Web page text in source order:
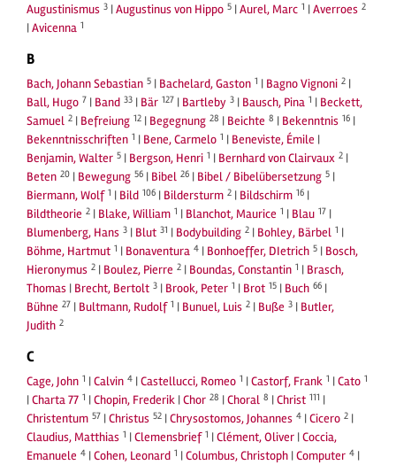
Augustinismus 3 |Augustinus von Hippo 5 |Aurel, Marc 1 |Averroes 2
|Avicenna 1
B
Bach, Johann Sebastian 5 | Bachelard, Gaston 1 | Bagno Vignoni 2 |
Ball, Hugo 7 | Band 33 | Bär 127 | Bartleby 3 | Bausch, Pina 1 | Beckett,
Samuel 2 | Befreiung 12 | Begegnung 28 | Beichte 8 | Bekenntnis 16 |
Bekenntnisschriften 1 | Bene, Carmelo 1 | Beneviste, Émile |
Benjamin, Walter 5 | Bergson, Henri 1 | Bernhard von Clairvaux 2 |
Beten 20 | Bewegung 56 | Bibel 26 | Bibel / Bibelübersetzung 5 |
Biermann, Wolf 1 | Bild 106 | Bildersturm 2 | Bildschirm 16 |
Bildtheorie 2 | Blake, William 1 | Blanchot, Maurice 1 | Blau 17 |
Blumenberg, Hans 3 | Blut 31 | Bodybuilding 2 | Bohley, Bärbel 1 |
Böhme, Hartmut 1 | Bonaventura 4 | Bonhoeffer, DIetrich 5 | Bosch,
Hieronymus 2 | Boulez, Pierre 2 | Boundas, Constantin 1 | Brasch,
Thomas | Brecht, Bertolt 3 | Brook, Peter 1 | Brot 15 | Buch 66 |
Bühne 27 | Bultmann, Rudolf 1 | Bunuel, Luis 2 | Buße 3 | Butler,
Judith 2
C
Cage, John 1 |Calvin 4 |Castellucci, Romeo 1 |Castorf, Frank 1 |Cato 1
|Charta 77 1 |Chopin, Frederik |Chor 28 |Choral 8 |Christ 111 |
Christentum 57 |Christus 52 |Chrysostomos, Johannes 4 |Cicero 2 |
Claudius, Matthias 1 |Clemensbrief 1 |Clément, Oliver |Coccia,
Emanuele 4 |Cohen, Leonard 1 |Columbus, Christoph |Computer 4 |